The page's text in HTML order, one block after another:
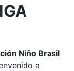
Niño Brasil
a